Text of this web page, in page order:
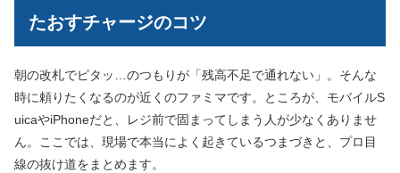
たおすチャージのコツ
朝の改札でピタッ…のつもりが「残高不足で通れない」。そんな
時に頼りたくなるのが近くのファミマです。ところが、モバイルS
uicaやiPhoneだと、レジ前で固まってしまう人が少なくありませ
ん。ここでは、現場で本当によく起きているつまづきと、プロ目
線の抜け道をまとめます。